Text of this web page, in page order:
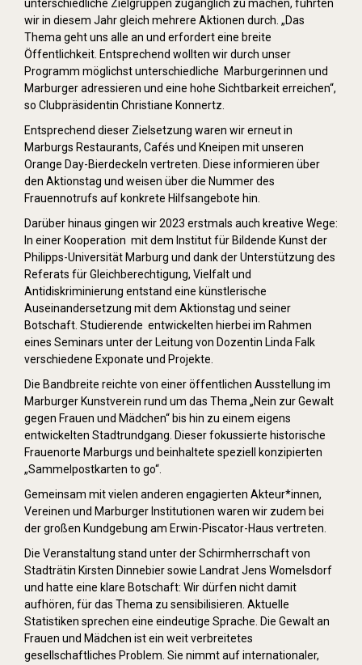
unterschiedliche Zielgruppen zugänglich zu machen, führten
wir in diesem Jahr gleich mehrere Aktionen durch. „Das
Thema geht uns alle an und erfordert eine breite
Öffentlichkeit. Entsprechend wollten wir durch unser
Programm möglichst unterschiedliche Marburgerinnen und
Marburger adressieren und eine hohe Sichtbarkeit erreichen“,
so Clubpräsidentin Christiane Konnertz.
Entsprechend dieser Zielsetzung waren wir erneut in
Marburgs Restaurants, Cafés und Kneipen mit unseren
Orange Day-Bierdeckeln vertreten. Diese informieren über
den Aktionstag und weisen über die Nummer des
Frauennotrufs auf konkrete Hilfsangebote hin.
Darüber hinaus gingen wir 2023 erstmals auch kreative Wege:
In einer Kooperation mit dem Institut für Bildende Kunst der
Philipps-Universität Marburg und dank der Unterstützung des
Referats für Gleichberechtigung, Vielfalt und
Antidiskriminierung entstand eine künstlerische
Auseinandersetzung mit dem Aktionstag und seiner
Botschaft. Studierende entwickelten hierbei im Rahmen
eines Seminars unter der Leitung von Dozentin Linda Falk
verschiedene Exponate und Projekte.
Die Bandbreite reichte von einer öffentlichen Ausstellung im
Marburger Kunstverein rund um das Thema „Nein zur Gewalt
gegen Frauen und Mädchen“ bis hin zu einem eigens
entwickelten Stadtrundgang. Dieser fokussierte historische
Frauenorte Marburgs und beinhaltete speziell konzipierten
„Sammelpostkarten to go“.
Gemeinsam mit vielen anderen engagierten Akteur*innen,
Vereinen und Marburger Institutionen waren wir zudem bei
der großen Kundgebung am Erwin-Piscator-Haus vertreten.
Die Veranstaltung stand unter der Schirmherrschaft von
Stadträtin Kirsten Dinnebier sowie Landrat Jens Womelsdorf
und hatte eine klare Botschaft: Wir dürfen nicht damit
aufhören, für das Thema zu sensibilisieren. Aktuelle
Statistiken sprechen eine eindeutige Sprache. Die Gewalt an
Frauen und Mädchen ist ein weit verbreitetes
gesellschaftliches Problem. Sie nimmt auf internationaler,